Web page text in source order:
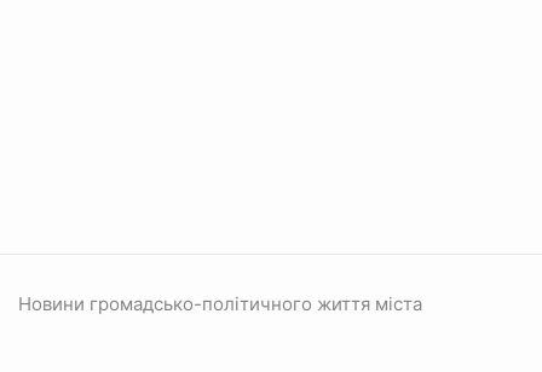
Новини громадсько-політичного життя міста